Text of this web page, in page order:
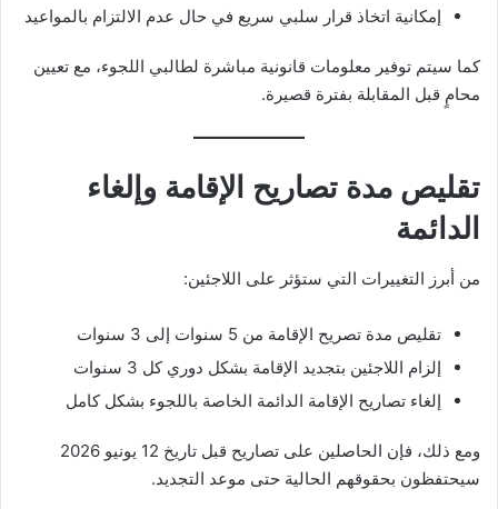
إمكانية اتخاذ قرار سلبي سريع في حال عدم الالتزام بالمواعيد
كما سيتم توفير معلومات قانونية مباشرة لطالبي اللجوء، مع تعيين
محامٍ قبل المقابلة بفترة قصيرة.
تقليص مدة تصاريح الإقامة وإلغاء
الدائمة
من أبرز التغييرات التي ستؤثر على اللاجئين:
تقليص مدة تصريح الإقامة من 5 سنوات إلى 3 سنوات
إلزام اللاجئين بتجديد الإقامة بشكل دوري كل 3 سنوات
إلغاء تصاريح الإقامة الدائمة الخاصة باللجوء بشكل كامل
ومع ذلك، فإن الحاصلين على تصاريح قبل تاريخ 12 يونيو 2026
سيحتفظون بحقوقهم الحالية حتى موعد التجديد.